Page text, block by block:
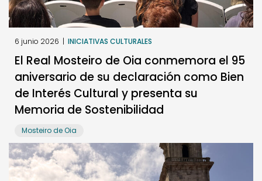
6 junio 2026 | INICIATIVAS CULTURALES
El Real Mosteiro de Oia conmemora el 95
aniversario de su declaración como Bien
de Interés Cultural y presenta su
Memoria de Sostenibilidad
Mosteiro de Oia